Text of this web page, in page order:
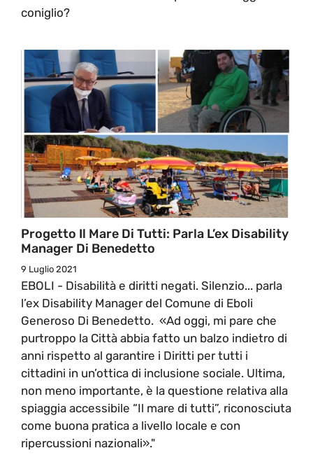
coniglio?
Progetto Il Mare Di Tutti: Parla L’ex Disability
Manager Di Benedetto
9 Luglio 2021
EBOLI - Disabilità e diritti negati. Silenzio... parla
l’ex Disability Manager del Comune di Eboli
Generoso Di Benedetto. «Ad oggi, mi pare che
purtroppo la Città abbia fatto un balzo indietro di
anni rispetto al garantire i Diritti per tutti i
cittadini in un’ottica di inclusione sociale. Ultima,
non meno importante, è la questione relativa alla
spiaggia accessibile “Il mare di tutti”, riconosciuta
come buona pratica a livello locale e con
ripercussioni nazionali»."